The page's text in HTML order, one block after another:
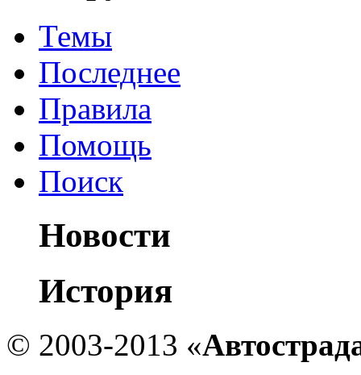
Темы
Последнее
Правила
Помощь
Поиск
Новости
История
© 2003-2013 «